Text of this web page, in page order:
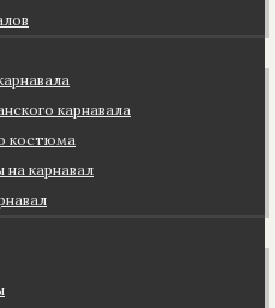
карнавала
костюма
на карнавал